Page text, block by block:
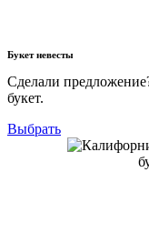
Букет невесты
Сделали
букет.
Выбрать